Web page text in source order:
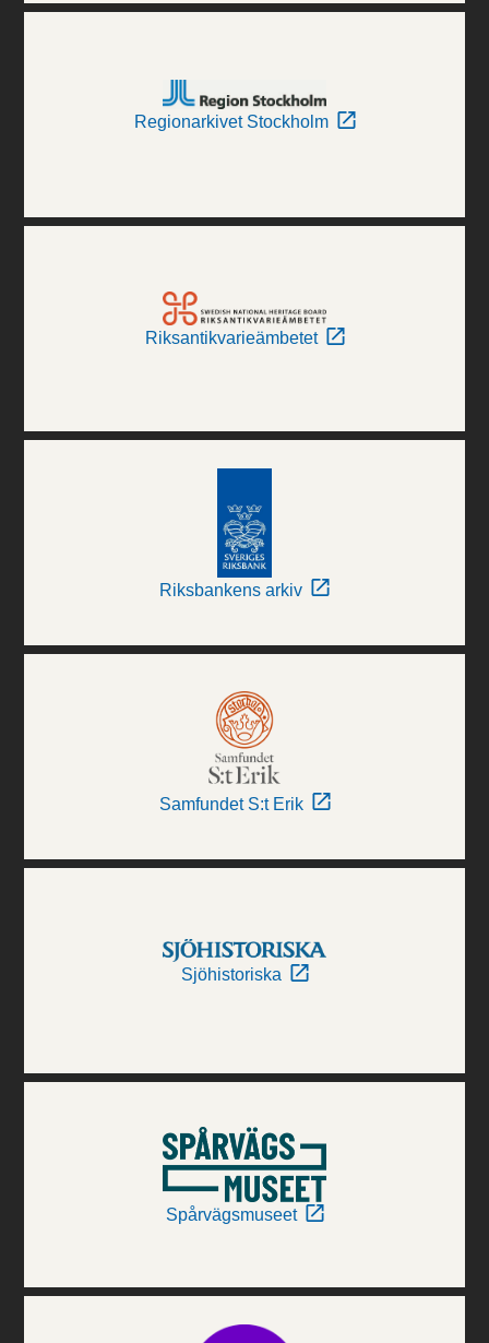
Regionarkivet Stockholm
Riksantikvarieämbetet
Riksbankens arkiv
Samfundet S:t Erik
Sjöhistoriska
Spårvägsmuseet